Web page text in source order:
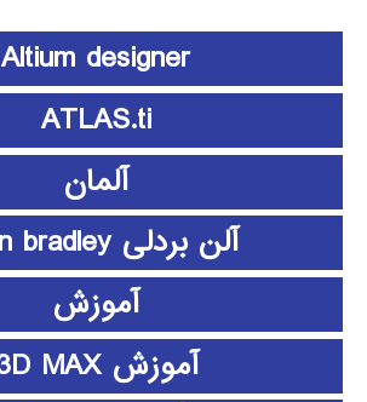
Altium designer
ATLAS.ti
آلمان
آلن بردلی Allen bradley
آموزش
آموزش 3D MAX